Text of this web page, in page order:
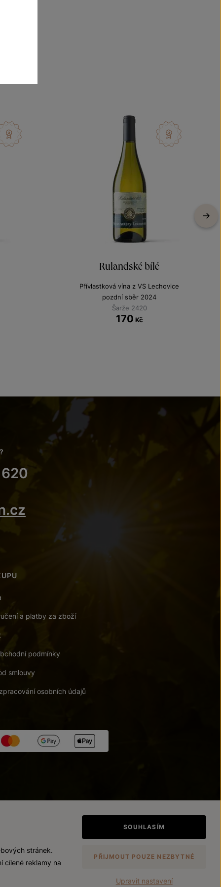
Rulandské bílé
Přívlastková vína z VS Lechovice
pozdní sběr 2024
Šarže 2420
170 Kč
a platby za zboží
podmínky
smlouvy
osobních údajů
stránek.
cílené reklamy na
SOUHLASÍM
PŘIJMOUT POUZE NEZBYTNÉ
Upravit nastavení